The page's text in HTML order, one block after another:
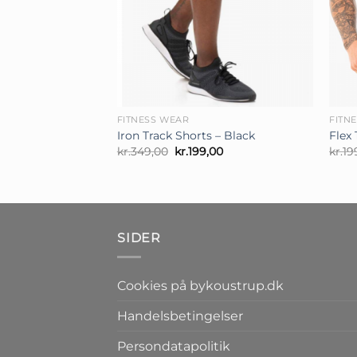
FITNESS WEAR
Iron Track Shorts – Black
kr.349,00 Den
kr.199,00Den
Flex
kr.
SIDER
Cookies på bykoustrup.dk
Handelsbetingelser
Persondatapolitik